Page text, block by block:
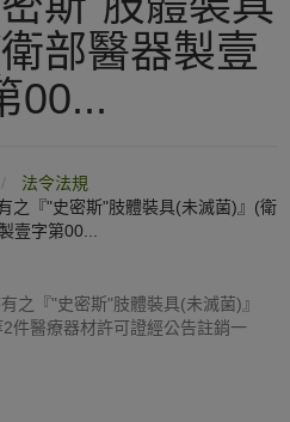
部醫器製壹
00...
法令法規
之『"史密斯"肢體裝具(未滅菌)』(衛
壹字第00...
之『"史密斯"肢體裝具(未滅菌)』
件醫療器材許可證經公告註銷一